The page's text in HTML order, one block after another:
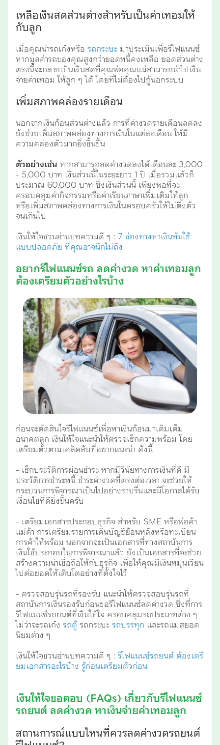
เหลือเงินสดส่วนต่างสำหรับเป็นค่าเทอมให้
กับลูก
เมื่อคุณนำรถเก๋งหรือรถกระบะ มาประเมินเพื่อรีไฟแนนซ์
หากมูลค่ารถของคุณสูงกว่ายอดหนี้คงเหลือ ยอดส่วนต่าง
ตรงนี้จะกลายเป็นเงินสดที่คุณพ่อคุณแม่สามารถนำไปเงิน
จ่ายค่าเทอม ให้ลูก ๆ ได้ โดยที่ไม่ต้องไปกู้นอกระบบ
เพิ่มสภาพคล่องรายเดือน
นอกจากเงินก้อนส่วนต่างแล้ว การที่ค่างวดรายเดือนลดลง
ยังช่วยเพิ่มสภาพคล่องทางการเงินในแต่ละเดือน ให้มี
ความคล่องตัวมากยิ่งขึ้นขึ้น
ตัวอย่างเช่น หากสามารถลดค่างวดลงได้เดือนละ 3,000
- 5,000 บาท เงินส่วนนี้ในระยะยาว 1 ปี เมื่อรวมแล้วก็
ประมาณ 60,000 บาท ซึ่งเงินส่วนนี้ เพียงพอที่จะ
ครอบคลุมค่ากิจกรรมหรือค่าเรียนภาษาเพิ่มเติมให้ลูก
หรือเพิ่มสภาพคล่องทางการเงินในครอบครัวให้ไม่ตึงตัว
จนเกินไป
เงินให้ใจชวนอ่านบทความดี ๆ : 7 ช่องทางหาเงินทันใช้
แบบปลอดภัย ที่คุณอาจนึกไม่ถึง
อยากรีไฟแนนซ์รถ ลดค่างวด หาค่าเทอมลูก
ต้องเตรียมตัวอย่างไรบ้าง
ก่อนจะตัดสินใจรีไฟแนนซ์เพื่อหาเงินก้อนมาเติมเต็ม
อนาคตลูก เงินให้ใจแนะนำให้ตรวจเช็กความพร้อม โดย
เตรียมตัวตามเคล็ดลับที่อยากแนะนำ ดังนี้
- เช็กประวัติการผ่อนชำระ หากมีวินัยทางการเงินที่ดี มี
ประวัติการชำระหนี้ ชำระค่างวดที่ตรงต่อเวลา จะช่วยให้
กระบวนการพิจารณาเป็นไปอย่างราบรื่นและมีโอกาสได้รับ
เงื่อนไขที่ดียิ่งขึ้นครับ
- เตรียมเอกสารประกอบธุรกิจ สำหรับ SME หรือพ่อค้า
แม่ค้า การเตรียมรายการเดินบัญชีย้อนหลังหรือทะเบียน
การค้าให้พร้อม นอกจากจะเป็นเอกสารที่ทางสถาบันการ
เงินใช้ประกอบในการพิจารณาแล้ว ยังเป็นเอกสารที่จะช่วย
สร้างความน่าเชื่อถือให้กับธุรกิจ เพื่อให้คุณมีเงินหมุนเวียน
ไปต่อยอดให้เติบโตอย่างที่ตั้งใจไว้
- ตรวจสอบรุ่นรถที่รองรับ แนะนำให้ตรวจสอบรุ่นรถที่
สถาบันการเงินรองรับก่อนขอรีไฟแนนซ์ลดค่างวด ซึ่งที่การ
รีไฟแนนซ์รถยนต์ที่เงินให้ใจ ครอบคลุมรถประเภทต่าง ๆ
ไม่ว่าจะรถเก๋งรถตู้ รถกระบะรถบรรทุก และรถแมสยอด
นิยมต่าง ๆ
เงินให้ใจชวนอ่านบทความดี ๆ :รีไฟแนนซ์รถยนต์ ต้องเตรี
ยมเอกสารอะไรบ้าง รู้ก่อนเตรียมตัวก่อน
เงินให้ใจขอตอบ (FAQs) เกี่ยวกับรีไฟแนนซ์
รถยนต์ ลดค่างวด หาเงินจ่ายค่าเทอมลูก
สถานการณ์แบบไหนที่ควรลดค่างวดรถยนต์